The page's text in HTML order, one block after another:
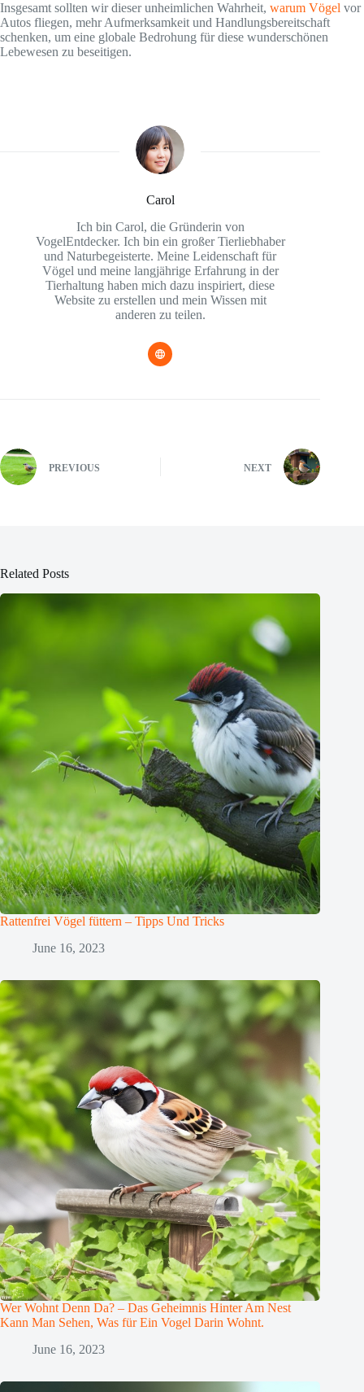
Insgesamt sollten wir dieser unheimlichen Wahrheit, warum Vögel vor
Autos fliegen, mehr Aufmerksamkeit und Handlungsbereitschaft
schenken, um eine globale Bedrohung für diese wunderschönen
Lebewesen zu beseitigen.
Carol
Ich bin Carol, die Gründerin von
VogelEntdecker. Ich bin ein großer Tierliebhaber
und Naturbegeisterte. Meine Leidenschaft für
Vögel und meine langjährige Erfahrung in der
Tierhaltung haben mich dazu inspiriert, diese
Website zu erstellen und mein Wissen mit
anderen zu teilen.
PREVIOUS NEXT
Related Posts
Rattenfrei Vögel füttern – Tipps Und Tricks
June 16, 2023
Wer Wohnt Denn Da? – Das Geheimnis Hinter Am Nest
Kann Man Sehen, Was für Ein Vogel Darin Wohnt.
June 16, 2023